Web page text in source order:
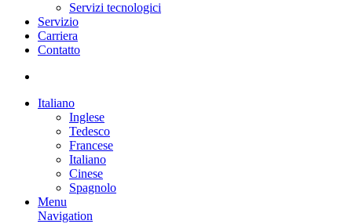
Servizi tecnologici
Servizio
Carriera
Contatto
Italiano
Inglese
Tedesco
Francese
Italiano
Cinese
Spagnolo
Menu
Navigation